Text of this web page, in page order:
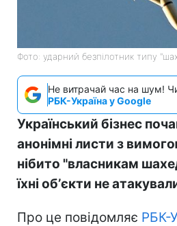
Фото: ударний безпілотник типу
Не витрачай час на шум!
РБК-Україна у Google
Український бізнес
анонімні листи з
нібито "власникам
їхні обʼєкти не
Про це повідомляє РБК-